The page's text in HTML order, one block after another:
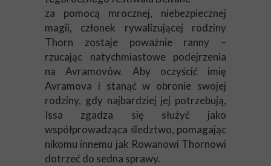
za pomocą mrocznej, niebezpiecznej
magii, członek rywalizującej rodziny
Thorn zostaje poważnie ranny –
rzucając natychmiastowe podejrzenia
na Avramovów. Aby oczyścić imię
Avramova i stanąć w obronie swojej
rodziny, gdy najbardziej jej potrzebują,
Issa zgadza się służyć jako
współprowadząca śledztwo, pomagając
nikomu innemu jak Rowanowi Thornowi
dotrzeć do sedna sprawy.